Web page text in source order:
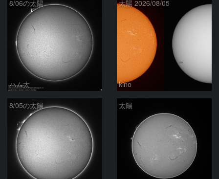
8/06の太陽
ハム太
太陽 2026/08/05
kino
8/05の太陽 太陽